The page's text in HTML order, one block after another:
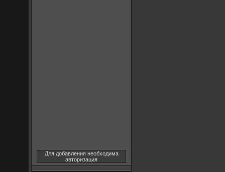
Для добавления необходима
авторизация